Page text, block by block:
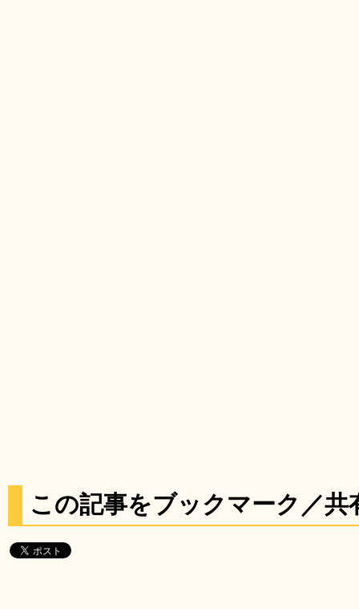
この記事をブックマーク／共